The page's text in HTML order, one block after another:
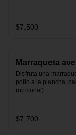
$7.500
Marraqueta
Disfruta una
pollo a la plancha,
(opcional).
$7.700